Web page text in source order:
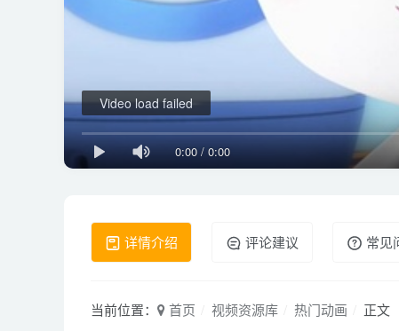
0:00/0:00
Video load failed
详情介绍 评论建议 常见
当前位置： 首页 视频资源库 热门动画 正文